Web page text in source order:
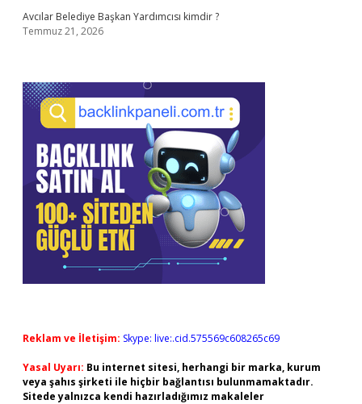
Avcılar Belediye Başkan Yardımcısı kimdir ?
Temmuz 21, 2026
Reklam ve İletişim: Skype: live:.cid.575569c608265c69
Yasal Uyarı: Bu internet sitesi, herhangi bir marka, kurum
veya şahıs şirketi ile hiçbir bağlantısı bulunmamaktadır.
Sitede yalnızca kendi hazırladığımız makaleler